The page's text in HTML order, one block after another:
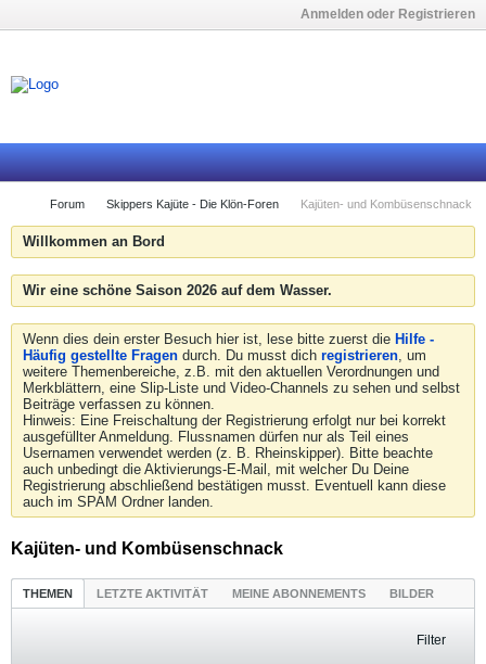
Anmelden oder Registrieren
Forum Skippers Kajüte - Die Klön-Foren Kajüten- und Kombüsenschnack
Willkommen an Bord
Wir eine schöne Saison 2026 auf dem Wasser.
Wenn dies dein erster Besuch hier ist, lese bitte zuerst die Hilfe -
Häufig gestellte Fragen durch. Du musst dich registrieren, um
weitere Themenbereiche, z.B. mit den aktuellen Verordnungen und
Merkblättern, eine Slip-Liste und Video-Channels zu sehen und selbst
Beiträge verfassen zu können.
Hinweis: Eine Freischaltung der Registrierung erfolgt nur bei korrekt
ausgefüllter Anmeldung. Flussnamen dürfen nur als Teil eines
Usernamen verwendet werden (z. B. Rheinskipper). Bitte beachte
auch unbedingt die Aktivierungs-E-Mail, mit welcher Du Deine
Registrierung abschließend bestätigen musst. Eventuell kann diese
auch im SPAM Ordner landen.
Kajüten- und Kombüsenschnack
THEMEN LETZTE AKTIVITÄT MEINE ABONNEMENTS BILDER
Filter